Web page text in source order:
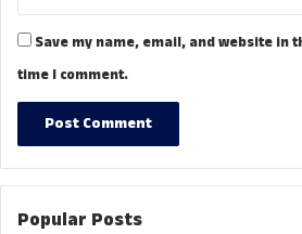
Save my name, email, and website in
time I comment.
Popular Posts